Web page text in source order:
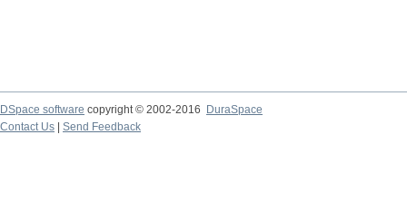
DSpace software copyright © 2002-2016
DuraSpace
Contact Us
Send Feedback